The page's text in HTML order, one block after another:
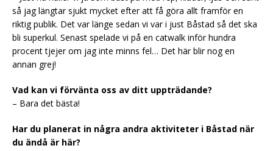
så jag längtar sjukt mycket efter att få göra allt framför en
riktig publik. Det var länge sedan vi var i just Båstad så det ska
bli superkul. Senast spelade vi på en catwalk inför hundra
procent tjejer om jag inte minns fel… Det här blir nog en
annan grej!
Vad kan vi förvänta oss av ditt uppträdande?
– Bara det bästa!
Har du planerat in några andra aktiviteter i Båstad när
du ändå är här?